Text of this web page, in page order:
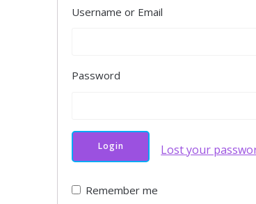
Username or Email
Password
Lost your
Remember me